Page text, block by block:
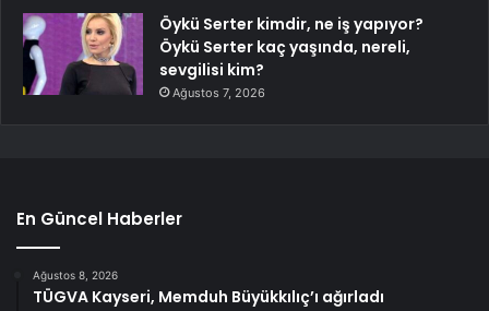
Öykü Serter kimdir, ne iş yapıyor?
Öykü Serter kaç yaşında, nereli,
sevgilisi kim?
Ağustos 7, 2026
En Güncel Haberler
Ağustos 8, 2026
TÜGVA Kayseri, Memduh Büyükkılıç’ı ağırladı